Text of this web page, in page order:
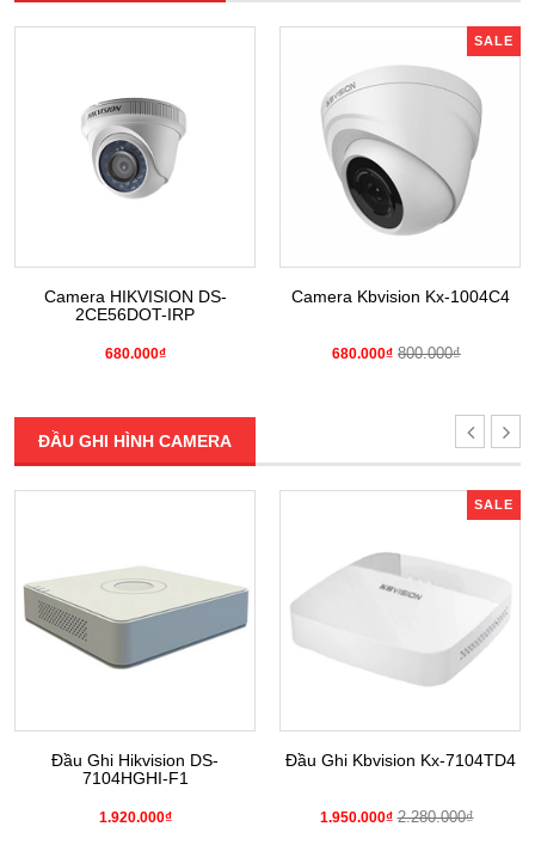
Camera HIKVISION DS-
2CE56DOT-IRP
680.000₫
SALE
Camera Kbvision Kx-1004C4
680.000₫ 800.000₫
ĐẦU GHI HÌNH CAMERA
Đầu Ghi Hikvision DS-
7104HGHI-F1
1.920.000₫
SALE
Đầu Ghi Kbvision Kx-7104TD4
1.950.000₫ 2.280.000₫